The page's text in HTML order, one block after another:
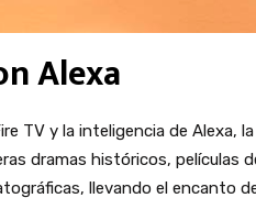
Alexa
TV y la inteligencia de Alexa,
dramas históricos,
llevando el encanto